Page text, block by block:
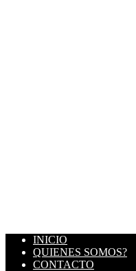
INICIO
QUIENES SOMOS?
CONTACTO